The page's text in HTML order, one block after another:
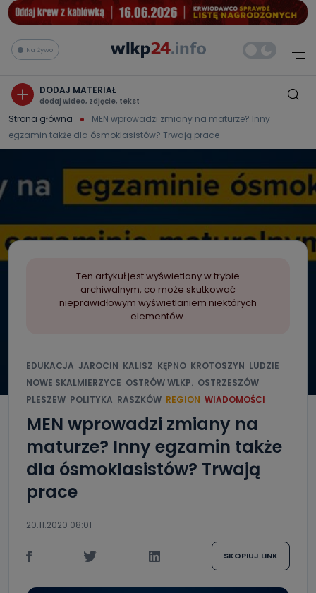
Na żywo
DODAJ MATERIAŁ
dodaj wideo, zdjęcie, tekst
Strona główna
MEN wprowadzi zmiany na maturze? Inny
egzamin także dla ósmoklasistów? Trwają prace
Ten artykuł jest wyświetlany w trybie
archiwalnym, co może skutkować
nieprawidłowym wyświetlaniem niektórych
elementów.
EDUKACJA JAROCIN KALISZ KĘPNO KROTOSZYN LUDZIE
NOWE SKALMIERZYCE OSTRÓW WLKP. OSTRZESZÓW
PLESZEW POLITYKA RASZKÓW REGION WIADOMOŚCI
MEN wprowadzi zmiany na
maturze? Inny egzamin także
dla ósmoklasistów? Trwają
prace
20.11.2020 08:01
SKOPIUJ LINK